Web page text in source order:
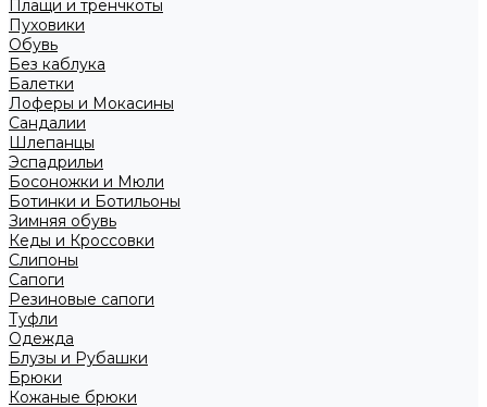
Плащи и тренчкоты
Пуховики
Обувь
Без каблука
Балетки
Лоферы и Мокасины
Сандалии
Шлепанцы
Эспадрильи
Босоножки и Мюли
Ботинки и Ботильоны
Зимняя обувь
Кеды и Кроссовки
Слипоны
Сапоги
Резиновые сапоги
Туфли
Одежда
Блузы и Рубашки
Брюки
Кожаные брюки